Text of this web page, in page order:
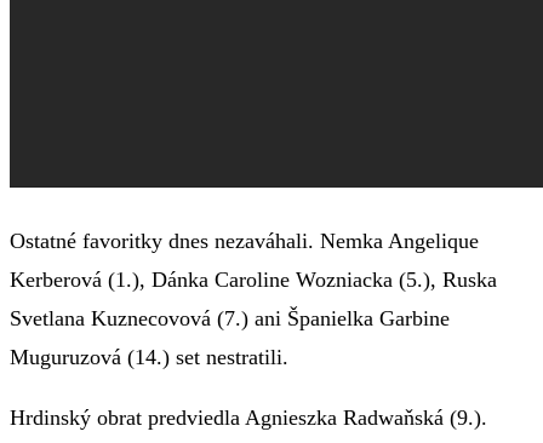
Ostatné favoritky dnes nezaváhali. Nemka Angelique
Kerberová (1.), Dánka Caroline Wozniacka (5.), Ruska
Svetlana Kuznecovová (7.) ani Španielka Garbine
Muguruzová (14.) set nestratili.
Hrdinský obrat predviedla Agnieszka Radwaňská (9.).